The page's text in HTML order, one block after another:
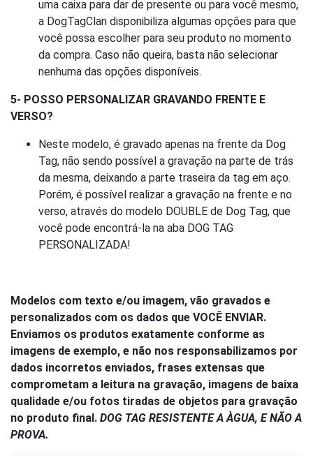
uma caixa para dar de presente ou para você mesmo,
a DogTagClan disponibiliza algumas opções para que
você possa escolher para seu produto no momento
da compra. Caso não queira, basta não selecionar
nenhuma das opções disponíveis.
5- POSSO PERSONALIZAR GRAVANDO FRENTE E
VERSO?
Neste modelo, é gravado apenas na frente da Dog
Tag, não sendo possível a gravação na parte de trás
da mesma, deixando a parte traseira da tag em aço.
Porém, é possível realizar a gravação na frente e no
verso, através do modelo DOUBLE de Dog Tag, que
você pode encontrá-la na aba DOG TAG
PERSONALIZADA!
Modelos com texto e/ou imagem, vão gravados e
personalizados com os dados que VOCÊ ENVIAR.
Enviamos os produtos exatamente conforme as
imagens de exemplo, e não nos responsabilizamos por
dados incorretos enviados, frases extensas que
comprometam a leitura na gravação, imagens de baixa
qualidade e/ou fotos tiradas de objetos para gravação
no produto final. DOG TAG RESISTENTE A ÀGUA, E NÃO A
PROVA.